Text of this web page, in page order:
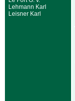
Lehmann Karl
Leisner Karl